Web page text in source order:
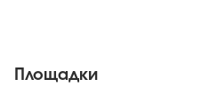
Площадки